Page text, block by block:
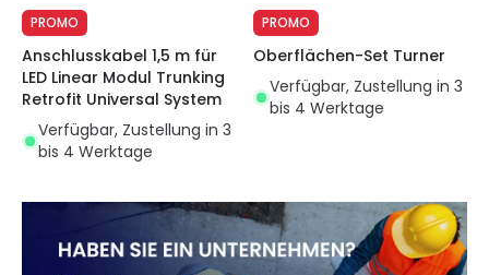
PROMO
Anschlusskabel 1,5 m für
LED Linear Modul Trunking
Retrofit Universal System
Verfügbar, Zustellung in 3
bis 4 Werktage
PROMO
Oberflächen-Set Turner
Verfügbar, Zustellung in 3
bis 4 Werktage